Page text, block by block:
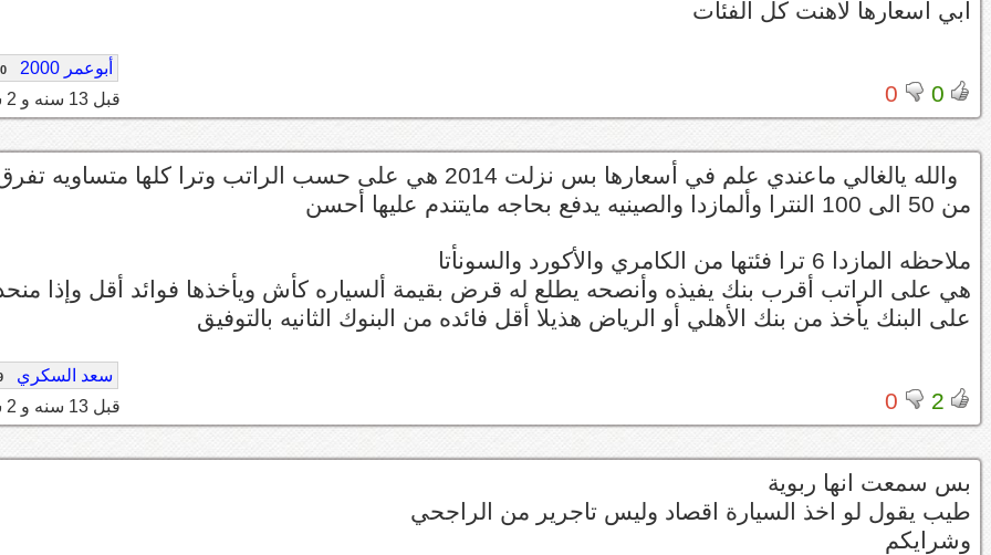
ابي اسعارها لاهنت كل الفئات
0
0
أبوعمر 2000
قبل 13 سنه و 2 شهر
والله يالغالي ماعندي علم في أسعارها بس نزلت 2014 هي على حسب الراتب وترا كلها متساويه
من 50 الى 100 النترا وألمازدا والصينيه يدفع بحاجه مايتندم عليها أحسن
ملاحظه المازدا 6 ترا فئتها من الكامري والأكورد والسونأتا
هي على الراتب أقرب بنك يفيذه وأنصحه يطلع له قرض بقيمة ألسياره كأش ويأخذها فوائد أقل وإذا
على البنك يأخذ من بنك الأهلي أو الرياض هذيلا أقل فائده من البنوك الثانيه بالتوفيق
2
0
سعد السكري
قبل 13 سنه و 2 شهر
بس سمعت انها ربوية
طيب يقول لو اخذ السيارة اقصاد وليس تاجرير من الراجحي
وشرايكم